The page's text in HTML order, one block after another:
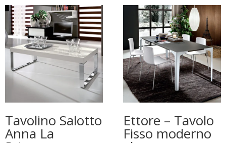
Tavolino Salotto
Anna La
Ettore – Tavolo
Fisso moderno